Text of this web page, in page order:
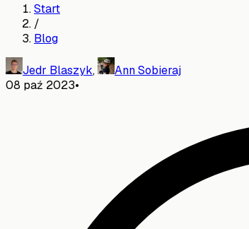
Start
/
Blog
Jedr Blaszyk,
Ann Sobieraj
08 paź 2023•